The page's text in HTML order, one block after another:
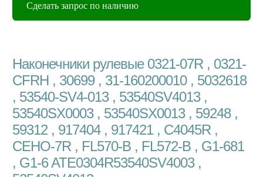
Сделать запрос по наличию
Наконечники рулевые 0321-07R , 0321-
CFRH , 30699 , 31-160200010 , 5032618
, 53540-SV4-013 , 53540SV4013 ,
53540SX0003 , 53540SX0013 , 59248 ,
59312 , 917404 , 917421 , C4045R ,
CEHO-7R , FL570-B , FL572-B , G1-681
, G1-6 ATE0304R53540SV4003 ,